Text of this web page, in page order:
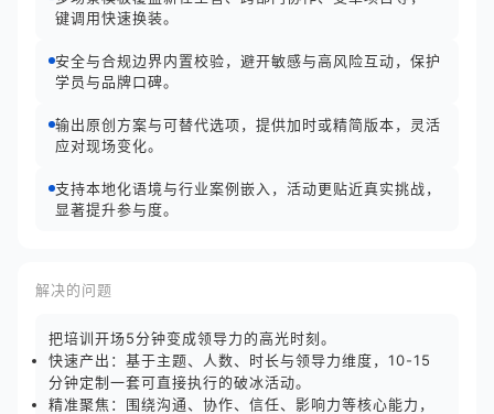
键调用快速换装。
安全与合规边界内置校验，避开敏感与高风险互动，保护
学员与品牌口碑。
输出原创方案与可替代选项，提供加时或精简版本，灵活
应对现场变化。
支持本地化语境与行业案例嵌入，活动更贴近真实挑战，
显著提升参与度。
解决的问题
把培训开场5分钟变成领导力的高光时刻。
快速产出：基于主题、人数、时长与领导力维度，10-15
分钟定制一套可直接执行的破冰活动。
精准聚焦：围绕沟通、协作、信任、影响力等核心能力，